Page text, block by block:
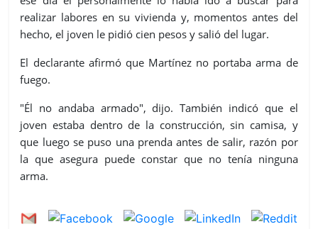
realizar labores en su vivienda y, momentos antes del
hecho, el joven le pidió cien pesos y salió del lugar.
El declarante afirmó que Martínez no portaba arma de
fuego.
"Él no andaba armado", dijo. También indicó que el
joven estaba dentro de la construcción, sin camisa, y
que luego se puso una prenda antes de salir, razón por
la que asegura puede constar que no tenía ninguna
arma.